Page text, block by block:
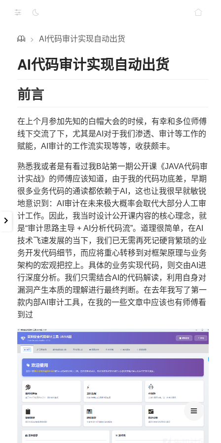
> AI代码审计实现自动出货
AI代码审计实现自动出货
前言
在上个月参加先知的白帽大会的时候，有幸和多位师傅
线下交流了下，尤其是AI对于我们渗透、审计等工作的
赋能，AI审计的工作流实现等等，收获颇丰。
熟悉我或者是有看过我B站第一期公开课《JAVA代码审
计实战》的师傅应该知道，由于我的代码功底差，早期
很多业务代码的通读都依赖于AI，这也让我很早就敏锐
地意识到：AI审计在未来极大概率会取代大部分人工审
计工作。因此，我当时设计公开课内容的核心理念，就
是“审计思路主导 + AI分析代码流”。道理很简单，在AI
技术飞速发展的当下，我们已无需再死记硬背繁琐的业
务开发代码细节，而应将重心转移到对框架原理与业务
架构的宏观把控上。具体的业务实现代码，则交由AI进
行深度分析。我们只需结合AI的代码解读，利用自身对
漏洞产生本质的理解进行最终判断。在去年我写了第一
款内部AI审计工具，在我的一些文章中应该也有师傅看
到过